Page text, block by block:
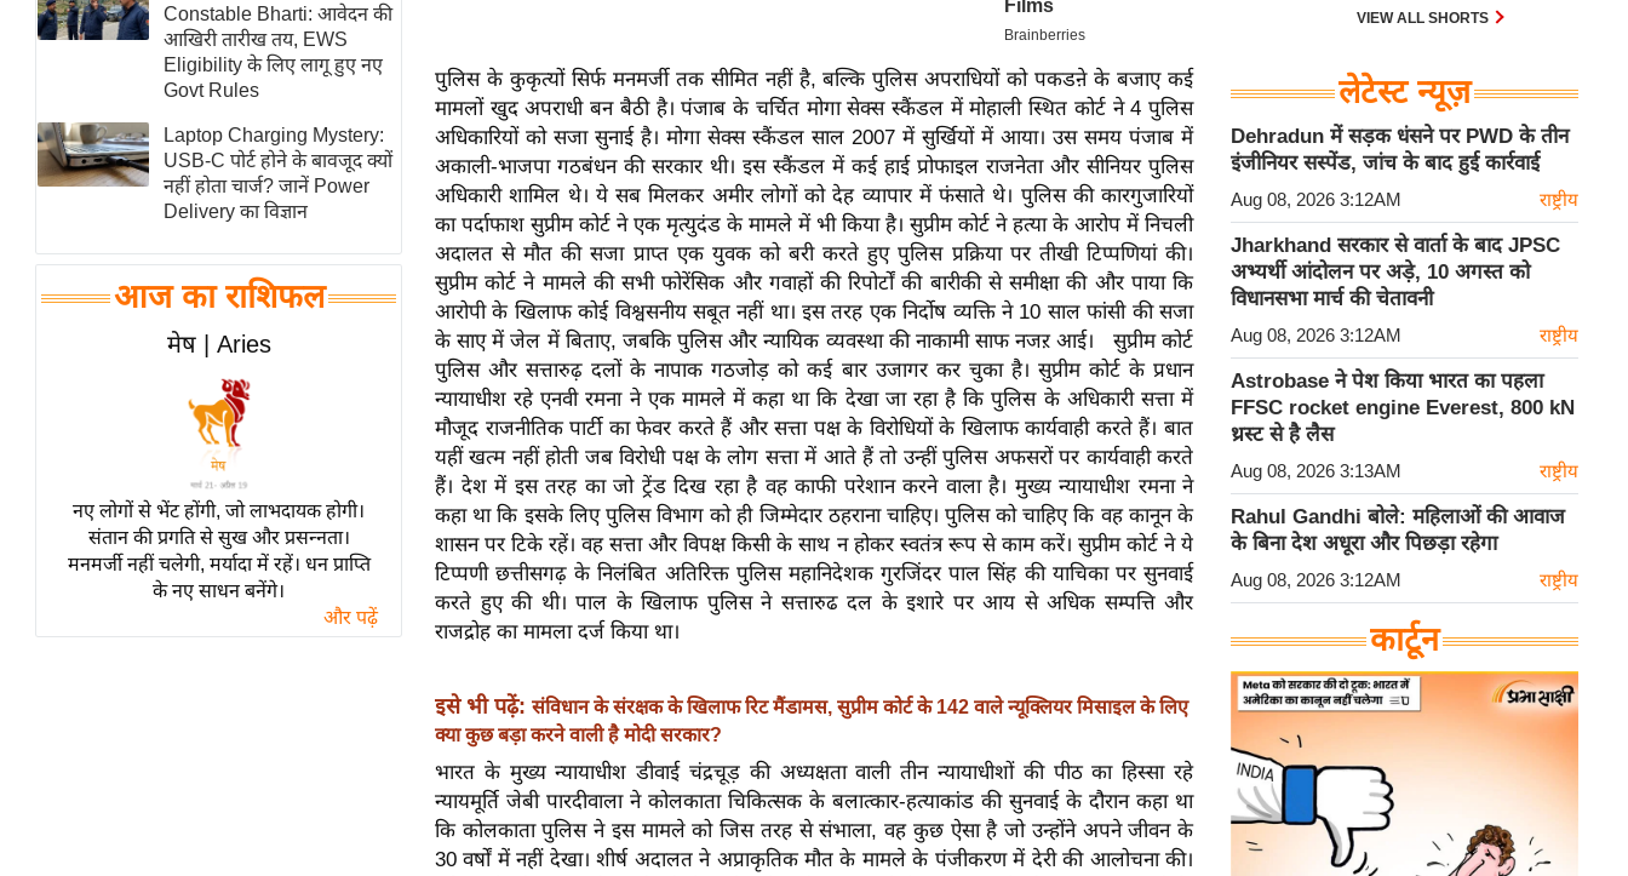
समसामयिक
मातृभूमि
एम.
आर.
आई.
समीक्षा
धर्म
ज्योतिष
त्योहार
राशिफल
विशेष
Constable Bharti: आवेदन की
आखिरी तारीख तय, EWS
Eligibility के लिए लागू हुए नए
Govt Rules
Laptop Charging Mystery:
USB-C पोर्ट होने के बावजूद क्यों
नहीं होता चार्ज? जानें Power
Delivery का विज्ञान
आज का राशिफल
मेष | Aries
नए लोगों से भेंट होंगी, जो लाभदायक होगी।
संतान की प्रगति से सुख और प्रसन्नता।
मनमर्जी नहीं चलेगी, मर्यादा में रहें। धन प्राप्ति
के नए साधन बनेंगे।
और पढ़ें
पुलिस के कुकृत्यों सिर्फ मनमर्जी तक सीमित नहीं है, बल्कि पुलिस अपराधियों को पकडऩे के बजाए कई
मामलों खुद अपराधी बन बैठी है। पंजाब के चर्चित मोगा सेक्स स्कैंडल में मोहाली स्थित कोर्ट ने 4 पुलिस
अधिकारियों को सजा सुनाई है। मोगा सेक्स स्कैंडल साल 2007 में सुर्खियों में आया। उस समय पंजाब में
अकाली-भाजपा गठबंधन की सरकार थी। इस स्कैंडल में कई हाई प्रोफाइल राजनेता और सीनियर पुलिस
अधिकारी शामिल थे। ये सब मिलकर अमीर लोगों को देह व्यापार में फंसाते थे। पुलिस की कारगुजारियों
का पर्दाफाश सुप्रीम कोर्ट ने एक मृत्युदंड के मामले में भी किया है। सुप्रीम कोर्ट ने हत्या के आरोप में निचली
अदालत से मौत की सजा प्राप्त एक युवक को बरी करते हुए पुलिस प्रक्रिया पर तीखी टिप्पणियां की।
सुप्रीम कोर्ट ने मामले की सभी फोरेंसिक और गवाहों की रिपोर्टों की बारीकी से समीक्षा की और पाया कि
आरोपी के खिलाफ कोई विश्वसनीय सबूत नहीं था। इस तरह एक निर्दोष व्यक्ति ने 10 साल फांसी की सजा
के साए में जेल में बिताए, जबकि पुलिस और न्यायिक व्यवस्था की नाकामी साफ नजऱ आई। सुप्रीम कोर्ट
पुलिस और सत्तारुढ़ दलों के नापाक गठजोड़ को कई बार उजागर कर चुका है। सुप्रीम कोर्ट के प्रधान
न्यायाधीश रहे एनवी रमना ने एक मामले में कहा था कि देखा जा रहा है कि पुलिस के अधिकारी सत्ता में
मौजूद राजनीतिक पार्टी का फेवर करते हैं और सत्ता पक्ष के विरोधियों के खिलाफ कार्यवाही करते हैं। बात
यहीं खत्म नहीं होती जब विरोधी पक्ष के लोग सत्ता में आते हैं तो उन्हीं पुलिस अफसरों पर कार्यवाही करते
हैं। देश में इस तरह का जो ट्रेंड दिख रहा है वह काफी परेशान करने वाला है। मुख्य न्यायाधीश रमना ने
कहा था कि इसके लिए पुलिस विभाग को ही जिम्मेदार ठहराना चाहिए। पुलिस को चाहिए कि वह कानून के
शासन पर टिके रहें। वह सत्ता और विपक्ष किसी के साथ न होकर स्वतंत्र रूप से काम करें। सुप्रीम कोर्ट ने ये
टिप्पणी छत्तीसगढ़ के निलंबित अतिरिक्त पुलिस महानिदेशक गुरजिंदर पाल सिंह की याचिका पर सुनवाई
करते हुए की थी। पाल के खिलाफ पुलिस ने सत्तारुढ दल के इशारे पर आय से अधिक सम्पत्ति और
राजद्रोह का मामला दर्ज किया था।
इसे भी पढ़ें: संविधान के संरक्षक के खिलाफ रिट मैंडामस, सुप्रीम कोर्ट के 142 वाले न्यूक्लियर मिसाइल के लिए
क्या कुछ बड़ा करने वाली है मोदी सरकार?
भारत के मुख्य न्यायाधीश डीवाई चंद्रचूड़ की अध्यक्षता वाली तीन न्यायाधीशों की पीठ का हिस्सा रहे
न्यायमूर्ति जेबी पारदीवाला ने कोलकाता चिकित्सक के बलात्कार-हत्याकांड की सुनवाई के दौरान कहा था
कि कोलकाता पुलिस ने इस मामले को जिस तरह से संभाला, वह कुछ ऐसा है जो उन्होंने अपने जीवन के
30 वर्षों में नहीं देखा। शीर्ष अदालत ने अप्राकृतिक मौत के मामले के पंजीकरण में देरी की आलोचना की।
स्थिति बनी।VIEW ALL SHORTS
लेटेस्ट न्यूज़
Dehradun में सड़क धंसने पर PWD के तीन
इंजीनियर सस्पेंड, जांच के बाद हुई कार्रवाई
Aug 08, 2026 3:12AM राष्ट्रीय
Jharkhand सरकार से वार्ता के बाद JPSC
अभ्यर्थी आंदोलन पर अड़े, 10 अगस्त को
विधानसभा मार्च की चेतावनी
Aug 08, 2026 3:12AM राष्ट्रीय
Astrobase ने पेश किया भारत का पहला
FFSC rocket engine Everest, 800 kN
थ्रस्ट से है लैस
Aug 08, 2026 3:13AM राष्ट्रीय
Rahul Gandhi बोले: महिलाओं की आवाज
के बिना देश अधूरा और पिछड़ा रहेगा
Aug 08, 2026 3:12AM राष्ट्रीय
कार्टून